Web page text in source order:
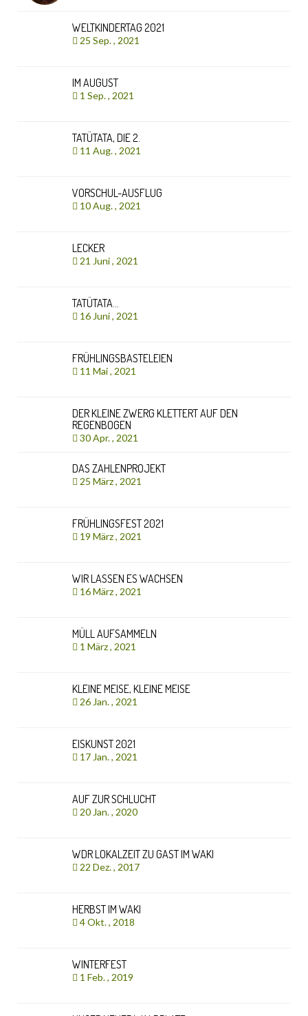
WELTKINDERTAG 2021
25 Sep. , 2021
IM AUGUST
1 Sep. , 2021
TATÜTATA, DIE 2.
11 Aug. , 2021
VORSCHUL-AUSFLUG
10 Aug. , 2021
LECKER
21 Juni , 2021
TATÜTATA…
16 Juni , 2021
FRÜHLINGSBASTELEIEN
11 Mai , 2021
DER KLEINE ZWERG KLETTERT AUF DEN
REGENBOGEN
30 Apr. , 2021
DAS ZAHLENPROJEKT
25 März , 2021
FRÜHLINGSFEST 2021
19 März , 2021
WIR LASSEN ES WACHSEN
16 März , 2021
MÜLL AUFSAMMELN
1 März , 2021
KLEINE MEISE, KLEINE MEISE
26 Jan. , 2021
EISKUNST 2021
17 Jan. , 2021
AUF ZUR SCHLUCHT
20 Jan. , 2020
WDR LOKALZEIT ZU GAST IM WAKI
22 Dez. , 2017
HERBST IM WAKI
4 Okt. , 2018
WINTERFEST
1 Feb. , 2019